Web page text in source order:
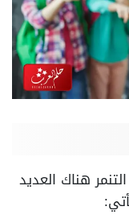
هناك العديد